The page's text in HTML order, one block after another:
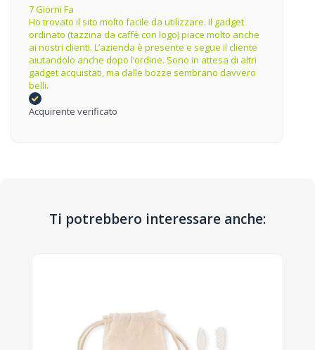
7 Giorni Fa
Ho trovato il sito molto facile da utilizzare. Il gadget
ordinato (tazzina da caffè con logo) piace molto anche
ai nostri clienti. L’azienda è presente e segue il cliente
aiutandolo anche dopo l’ordine. Sono in attesa di altri
gadget acquistati, ma dalle bozze sembrano davvero
belli.
Acquirente verificato
Ti potrebbero interessare anche: